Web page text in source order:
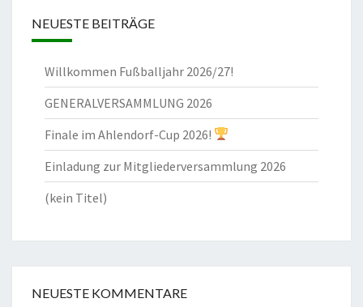
NEUESTE BEITRÄGE
Willkommen Fußballjahr 2026/27!
GENERALVERSAMMLUNG 2026
Finale im Ahlendorf-Cup 2026!
Einladung zur Mitgliederversammlung 2026
(kein Titel)
NEUESTE KOMMENTARE